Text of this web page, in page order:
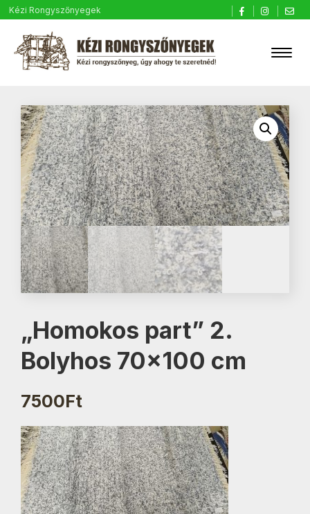
Kézi Rongyszőnyegek
„Homokos part” 2.
Bolyhos 70×100 cm
7500Ft